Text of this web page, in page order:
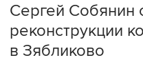
Сергей Собянин
реконструкции
в Зябликово